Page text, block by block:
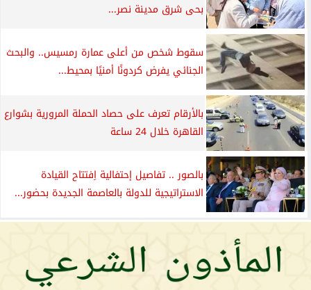
بحى شرق مدينة نصر...
سقوط شخص من أعلى عمارة رمسيس.. والبحث
الجنائي يفرض كردونًا أمنيًا بمحيط...
بالأرقام تعرف على حصاد الحملة المرورية بشوارع
القاهرة خلال 24 ساعة
بالصور .. تفاصيل إحتفالية اِفتتاح القيادة
الاستراتيجية للدولة بالعاصمة الجديدة بحضور...